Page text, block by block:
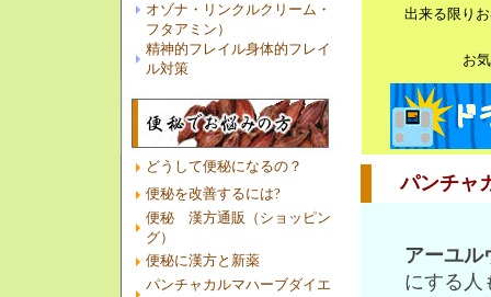
オゾナ・リンクルクリーム・
フタアミン）
精神的フレイル身体的フレイ
ル対策
どうして便秘になるの？
便秘を改善するには?
便秘 漢方通販（ショッピン
グ）
便秘に漢方と新薬
パンチャカルマハーブダイエ
出来る限り
お
パンチャカ
アーユ
にする人